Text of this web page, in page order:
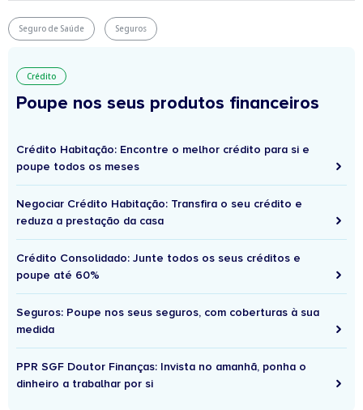
Seguro de Saúde Seguros
Crédito
Poupe nos seus produtos financeiros
Crédito Habitação: Encontre o melhor crédito para si e
poupe todos os meses
Negociar Crédito Habitação: Transfira o seu crédito e
reduza a prestação da casa
Crédito Consolidado: Junte todos os seus créditos e
poupe até 60%
Seguros: Poupe nos seus seguros, com coberturas à sua
medida
PPR SGF Doutor Finanças: Invista no amanhã, ponha o
dinheiro a trabalhar por si